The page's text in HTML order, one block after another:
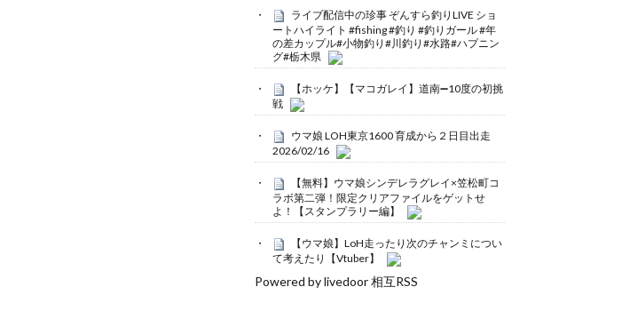
ライブ配信中の珍事 ぞんすら釣りLIVE ショ
ートハイライト #fishing #釣り #釣りガール #年
の差カップル#小物釣り#川釣り#水路#ハプニン
グ#栃木県
【ホッケ】【マコガレイ】道南➖10度の初挑
戦
ウマ娘 LOH東京1600 育成から２日目出走
2026/02/16
【無料】ウマ娘シンデレラグレイ×笠松町コ
ラボ第二弾！限定クリアファイルをゲットせ
よ！【スタンプラリー編】
【ウマ娘】LoH走ったり次のチャンミについ
て考えたり【Vtuber】
Powered by livedoor 相互RSS